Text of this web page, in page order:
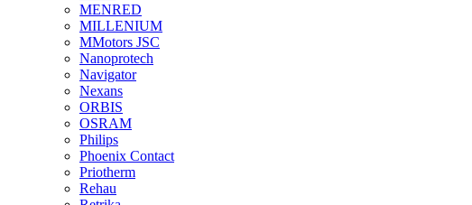
MENRED
MILLENIUM
MMotors JSC
Nanoprotech
Navigator
Nexans
ORBIS
OSRAM
Philips
Phoenix Contact
Priotherm
Rehau